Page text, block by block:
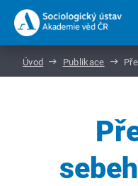
Úvod Publikace